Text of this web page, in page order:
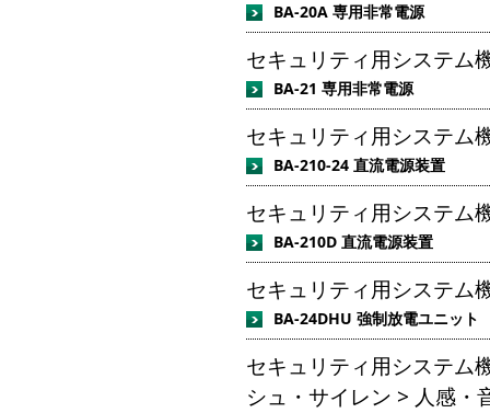
BA-20A 専用非常電源
セキュリティ用システム
BA-21 専用非常電源
セキュリティ用システム
BA-210-24 直流電源装置
セキュリティ用システム
BA-210D 直流電源装置
セキュリティ用システム
BA-24DHU 強制放電ユニット
セキュリティ用システム
シュ・サイレン > 人感・